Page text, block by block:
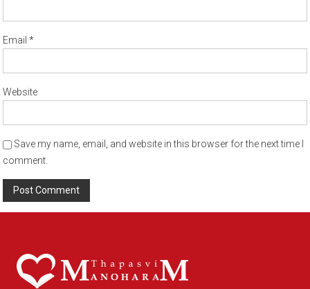
Email*
Website
Save my name, email, and website in this browser for the next time I
comment.